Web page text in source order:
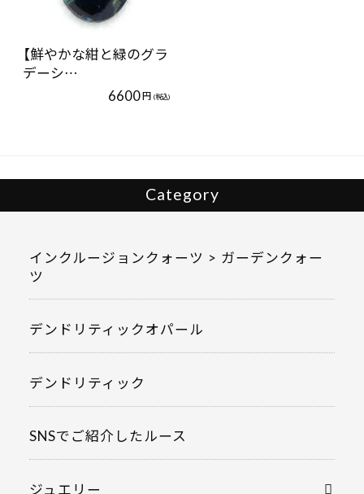
【鮮やかな紺と緑のグラ
デーシ…
6600円 (税込)
Category
インクルージョンクォーツ > ガーデンクォー
ツ
デンドリティックオパール
デンドリティック
SNSでご紹介したルース
ジュエリー